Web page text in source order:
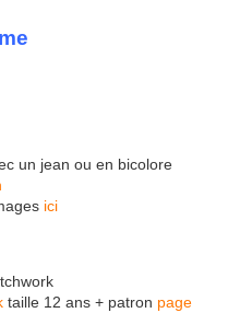
me
un jean ou en bicolore
ici
taille 12 ans + patron page